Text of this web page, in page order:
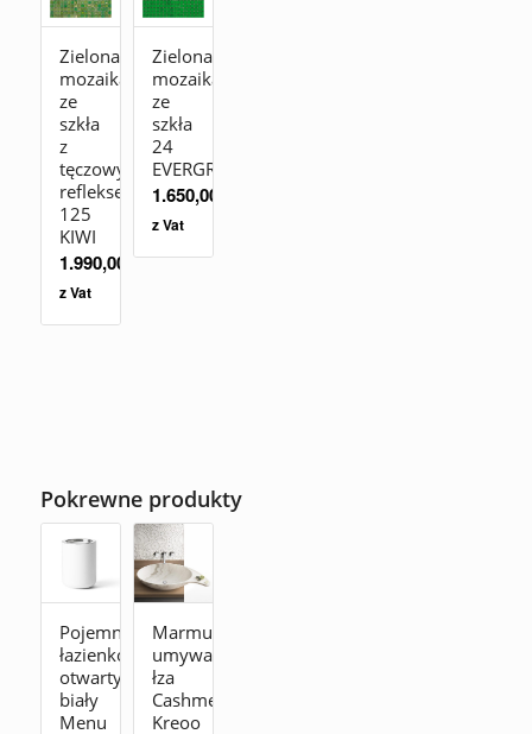
Zielona
mozaika
ze
szkła
z
tęczowym
refleksem
125
KIWI
1.990,00 zł
z Vat
Zielona
mozaika
ze
szkła
24
EVERGREEN
1.650,00
z Vat
Pokrewne produkty
Pojemnik
łazienkowy
otwarty
biały
Menu
Marmurowa
umywalka
łza
Cashmere
Kreoo